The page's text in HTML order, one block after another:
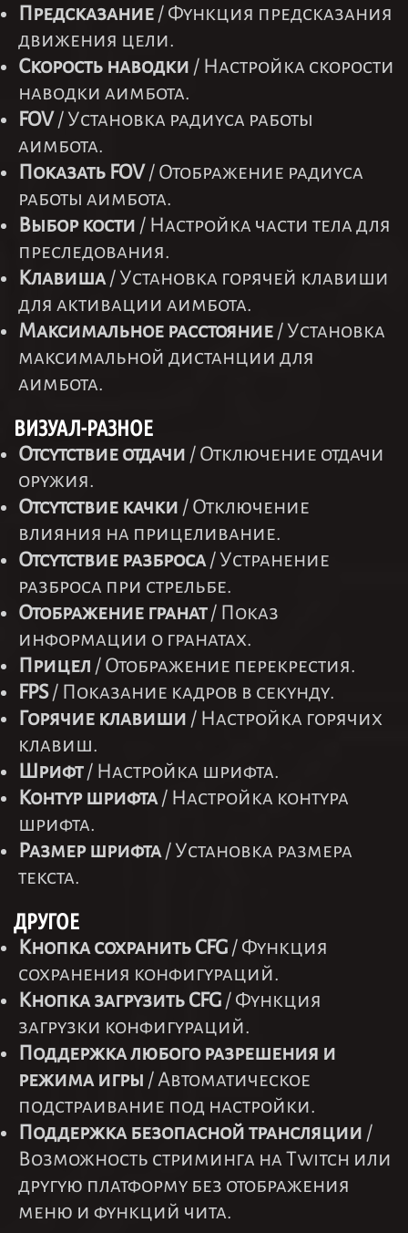
Предсказание / Функция предсказания
движения цели.
Скорость наводки / Настройка скорости
наводки аимбота.
FOV/ Установка радиуса работы
аимбота.
Показать FOV/ Отображение радиуса
работы аимбота.
Выбор кости / Настройка части тела для
преследования.
Клавиша/ Установка горячей клавиши
для активации аимбота.
Максимальное расстояние / Установка
максимальной дистанции для
аимбота.
ВИЗУАЛ-РАЗНОЕ
Отсутствие отдачи / Отключение отдачи
оружия.
Отсутствие качки / Отключение
влияния на прицеливание.
Отсутствие разброса/ Устранение
разброса при стрельбе.
Отображение гранат/ Показ
информации о гранатах.
Прицел / Отображение перекрестия.
FPS/ Показание кадров в секунду.
Горячие клавиши / Настройка горячих
клавиш.
Шрифт/ Настройка шрифта.
Контур шрифта/ Настройка контура
шрифта.
Размер шрифта/ Установка размера
текста.
ДРУГОЕ
Кнопка сохранить CFG / Функция
сохранения конфигураций.
Кнопка загрузить CFG / Функция
загрузки конфигураций.
Поддержка любого разрешения и
режима игры / Автоматическое
подстраивание под настройки.
Поддержка безопасной трансляции /
Возможность стриминга на Twitch или
другую платформу без отображения
меню и функций чита.